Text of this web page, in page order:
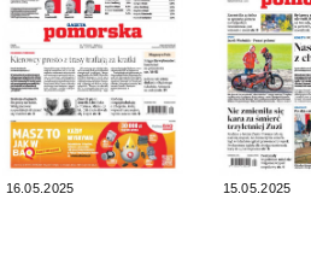
16.05.2025 15.05.2025